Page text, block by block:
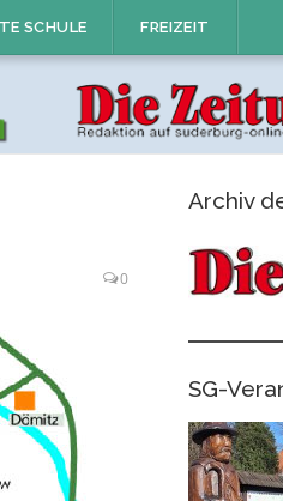
SCHULE FREIZEIT
0
Archiv
SG-